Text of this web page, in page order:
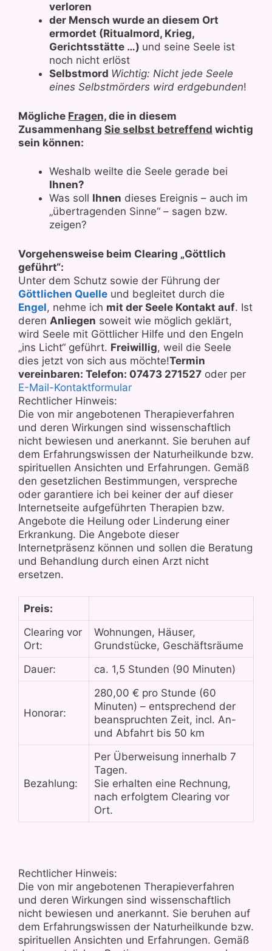
verloren
der Mensch wurde an diesem Ort
ermordet (Ritualmord, Krieg,
Gerichtsstätte …) und seine Seele ist
noch nicht erlöst
Selbstmord Wichtig: Nicht jede Seele
eines Selbstmörders wird erdgebunden!
Mögliche Fragen, die in diesem
Zusammenhang Sie selbst betreffend wichtig
sein können:
Weshalb weilte die Seele gerade bei
Ihnen?
Was soll Ihnen dieses Ereignis – auch im
„übertragenden Sinne“ – sagen bzw.
zeigen?
Vorgehensweise beim Clearing „Göttlich
geführt“:
Unter dem Schutz sowie der Führung der
Göttlichen Quelle und begleitet durch die
Engel, nehme ich mit der Seele Kontakt auf. Ist
deren Anliegen soweit wie möglich geklärt,
wird Seele mit Göttlicher Hilfe und den Engeln
„ins Licht“ geführt. Freiwillig, weil die Seele
dies jetzt von sich aus möchte!Termin
vereinbaren: Telefon: 07473 271527 oder per
E-Mail-Kontaktformular
Rechtlicher Hinweis:
Die von mir angebotenen Therapieverfahren
und deren Wirkungen sind wissenschaftlich
nicht bewiesen und anerkannt. Sie beruhen auf
dem Erfahrungswissen der Naturheilkunde bzw.
spirituellen Ansichten und Erfahrungen. Gemäß
den gesetzlichen Bestimmungen, verspreche
oder garantiere ich bei keiner der auf dieser
Internetseite aufgeführten Therapien bzw.
Angebote die Heilung oder Linderung einer
Erkrankung. Die Angebote dieser
Internetpräsenz können und sollen die Beratung
und Behandlung durch einen Arzt nicht
ersetzen.
Preis:
Clearing vor
Ort:
Wohnungen, Häuser,
Grundstücke, Geschäftsräume
Dauer:
ca. 1,5 Stunden (90 Minuten)
Honorar:
280,00 € pro Stunde (60
Minuten) – entsprechend der
beanspruchten Zeit, incl. An-
und Abfahrt bis 50 km
Bezahlung:
Per Überweisung innerhalb 7
Tagen.
Sie erhalten eine Rechnung,
nach erfolgtem Clearing vor
Ort.
Rechtlicher Hinweis:
Die von mir angebotenen Therapieverfahren
und deren Wirkungen sind wissenschaftlich
nicht bewiesen und anerkannt. Sie beruhen auf
dem Erfahrungswissen der Naturheilkunde bzw.
spirituellen Ansichten und Erfahrungen. Gemäß